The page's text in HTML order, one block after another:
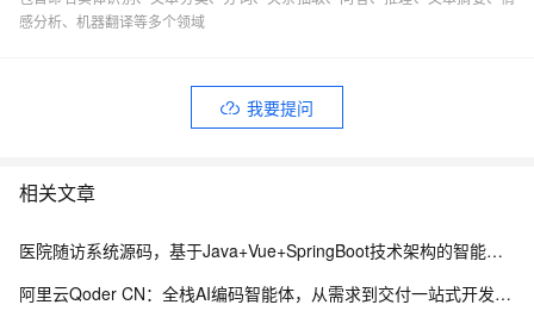
感分析、机器翻译等多个领域
我要提问
相关文章
医院随访系统源码，基于Java+Vue+SpringBoot技术架构的智能化管理平台
阿里云Qoder CN：全栈AI编码智能体，从需求到交付一站式开发平台